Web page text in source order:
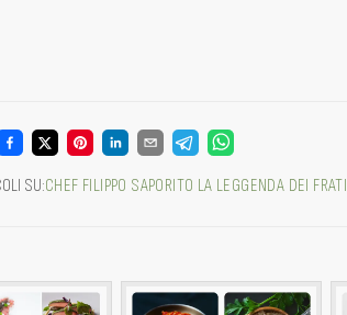
SU:CHEF FILIPPO SAPORITO LA LEGGENDA DEI FRATI